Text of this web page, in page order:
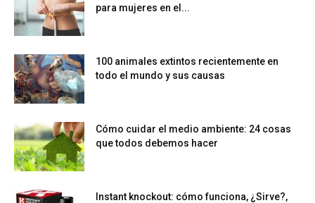
para mujeres en el...
100 animales extintos recientemente en
todo el mundo y sus causas
Cómo cuidar el medio ambiente: 24 cosas
que todos debemos hacer
Instant knockout: cómo funciona, ¿Sirve?,